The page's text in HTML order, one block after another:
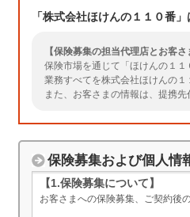
「株式会社ほけんの１１０番
【保険募集の担当代理店とお客さ
保険市場を通じて「ほけんの１
業務すべてを株式会社ほけんの１
また、お客さまの情報は、提携
保険募集および個人情
【1.保険募集について】
お客さまへの保険募集、ご契約後